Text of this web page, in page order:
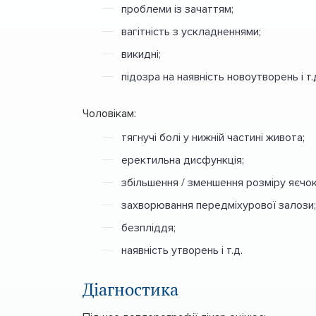
проблеми із зачаттям;
вагітність з ускладненнями;
викидні;
підозра на наявність новоутворень і
Чоловікам:
тягнучі болі у нижній частині живота;
еректильна дисфункція;
збільшення / зменшення розміру
захворювання передміхурової залози;
безпліддя;
наявність утворень і т.д.
Діагностика